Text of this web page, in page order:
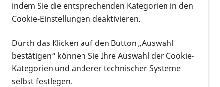
Informationen zum Termin
13.04.2025, 13:00 Uhr
Saulgrub
Auch in 2025 wird es zwei RP Patientenseminare
geben.
Termin in Saulgrub: 10.4.-13.4.2025, Termin in
Timmendorf im Spätherbst wird noch bekannt
indem Sie die entsprechenden Kategorien in den
Cookie-Einstellungen deaktivieren.
Durch das Klicken auf den Button „Auswahl
bestätigen“ können Sie Ihre Auswahl der Cookie-
Kategorien und anderer technischer Systeme
selbst festlegen.